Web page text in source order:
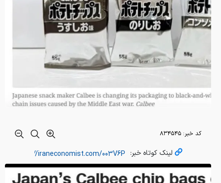
کد خبر: ۸۳۴۵۴۵
لینک کوتاه خبر: